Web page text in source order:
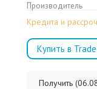
Производитель
Кредита и
Купить в
Получить